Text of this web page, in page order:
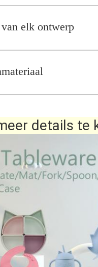
elk ontwerp
details te